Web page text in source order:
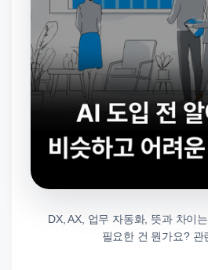
DX, AX, 업무 자동화, 뜻과 차이
필요한 건 뭔가요? 관